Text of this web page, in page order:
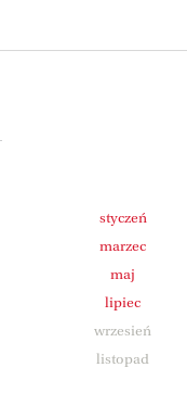
styczeń
marzec
maj
lipiec
wrzesień
listopad